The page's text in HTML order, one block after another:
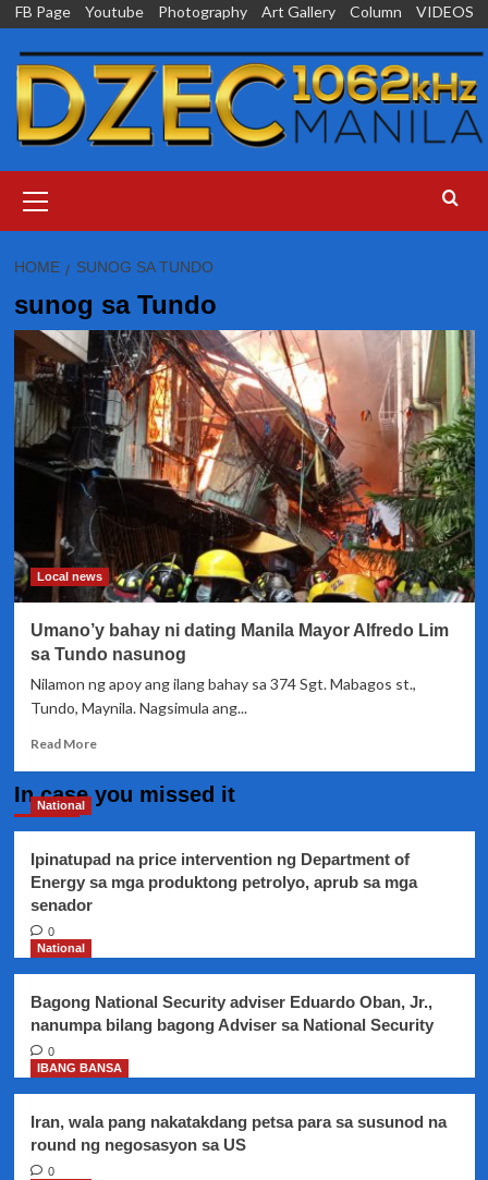
Skip
content
FB Page Youtube Photography Art Gallery Column VIDEOS
Menu
HOME SUNOG SA TUNDO
sunog sa Tundo
Local news
Umano’y bahay ni dating Manila Mayor Alfredo Lim
sa Tundo nasunog
Nilamon ng apoy ang ilang bahay sa 374 Sgt. Mabagos st.,
Tundo, Maynila. Nagsimula ang...
Read MoreRead
Umano’y
dating
Manila
nasunog
In case you missed it
National
Ipinatupad na price intervention ng Department of
Energy sa mga produktong petrolyo, aprub sa mga
senador
0
National
Bagong National Security adviser Eduardo Oban, Jr.,
nanumpa bilang bagong Adviser sa National Security
0
IBANG BANSA
Iran, wala pang nakatakdang petsa para sa susunod na
round ng negosasyon sa US
0